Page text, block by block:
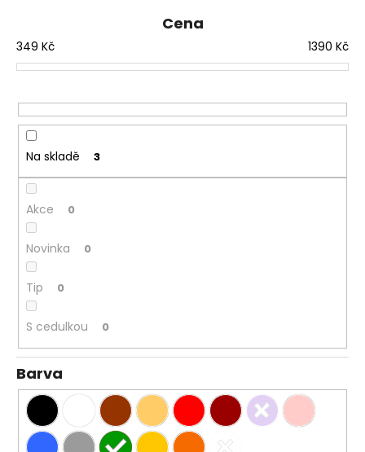
í
p
o
d
u
k
ů
Cena
349 Kč 1390 Kč
Na skladě 3
Akce 0
Novinka 0
Tip 0
S cedulkou 0
Barva